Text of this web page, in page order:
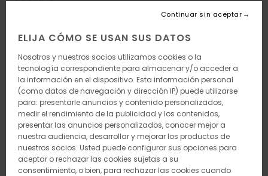
ELIJA CÓMO SE USAN SUS DATOS
Nosotros y nuestros socios utilizamos cookies o la
tecnología correspondiente para almacenar y/o acceder a
la información en el dispositivo. Esta información personal
(como datos de navegación y dirección IP) puede utilizarse
para: presentarle anuncios y contenido personalizados,
medir el rendimiento de la publicidad y los contenidos,
presentar las anuncios personalizados, conocer mejor a
nuestra audiencia, desarrollar y mejorar los productos de
nuestros socios. Usted puede configurar sus opciones para
aceptar o rechazar las cookies sujetas a su
consentimiento, o bien, para rechazar las cookies cuando
Continuar sin aceptar